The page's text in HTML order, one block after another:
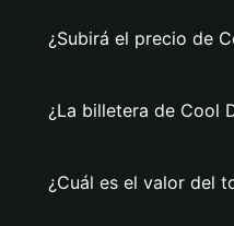
¿Subirá el precio de
¿La billetera de Cool
¿Cuál es el valor del